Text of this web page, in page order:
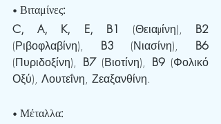
• Βιταμίνες:
C, A, K, E, B1 (Θειαμίνη),
(Ριβοφλαβίνη), B3 (Νιασίνη),
(Πυριδοξίνη), B7 (Βιοτίνη), B9 (Φολικό
Οξύ), Λουτεΐνη, Ζεαξανθίνη.
• Μέταλλα: